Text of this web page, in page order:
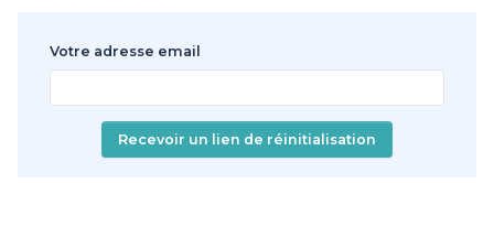
Votre adresse email
Recevoir un lien de réinitialisation